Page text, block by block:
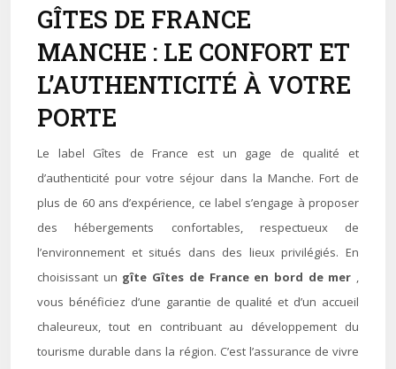
GÎTES DE FRANCE
MANCHE : LE CONFORT ET
L’AUTHENTICITÉ À VOTRE
PORTE
Le label Gîtes de France est un gage de qualité et
d’authenticité pour votre séjour dans la Manche. Fort de
plus de 60 ans d’expérience, ce label s’engage à proposer
des hébergements confortables, respectueux de
l’environnement et situés dans des lieux privilégiés. En
choisissant un gîte Gîtes de France en bord de mer ,
vous bénéficiez d’une garantie de qualité et d’un accueil
chaleureux, tout en contribuant au développement du
tourisme durable dans la région. C’est l’assurance de vivre